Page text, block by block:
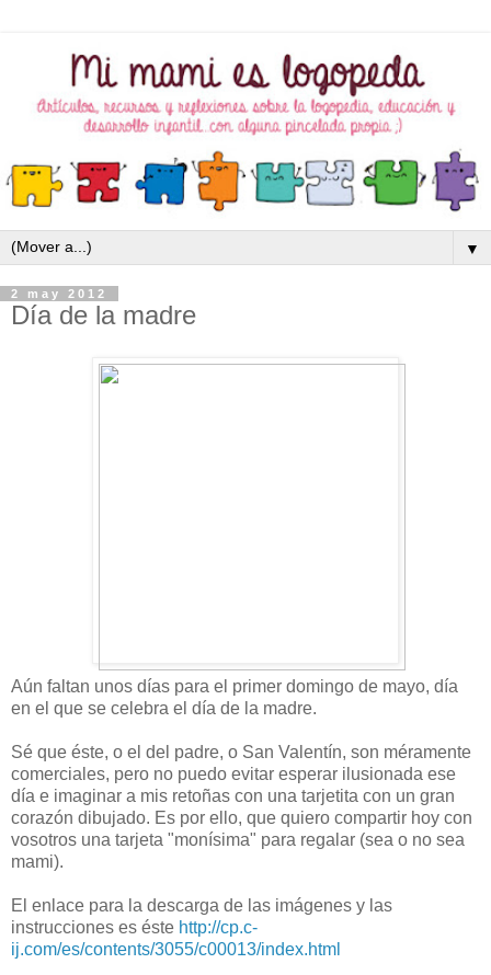
▼
2 may 2012
Día de la madre
Aún faltan unos días para el primer domingo de mayo, día
en el que se celebra el día de la madre.
Sé que éste, o el del padre, o San Valentín, son méramente
comerciales, pero no puedo evitar esperar ilusionada ese
día e imaginar a mis retoñas con una tarjetita con un gran
corazón dibujado. Es por ello, que quiero compartir hoy con
vosotros una tarjeta "monísima" para regalar (sea o no sea
mami).
El enlace para la descarga de las imágenes y las
instrucciones es éste http://cp.c-
ij.com/es/contents/3055/c00013/index.html